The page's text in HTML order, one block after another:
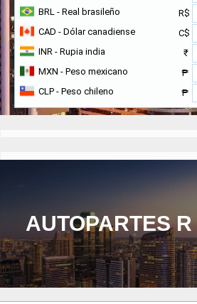
BRL - Real brasileño
R$
CAD - Dólar canadiense
C$
INR - Rupia india
₹
MXN - Peso mexicano
₱
CLP - Peso chileno ₱
AUTOPARTES